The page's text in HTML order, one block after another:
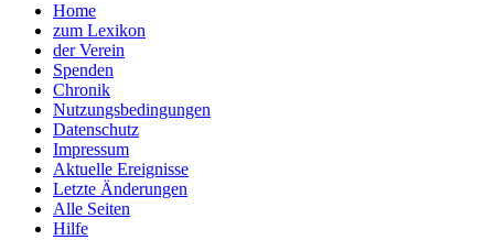
Home
zum Lexikon
der Verein
Spenden
Chronik
Nutzungsbedingungen
Datenschutz
Impressum
Aktuelle Ereignisse
Letzte Änderungen
Alle Seiten
Hilfe